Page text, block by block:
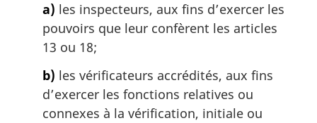
a) les inspecteurs, aux fins d’exercer les
pouvoirs que leur confèrent les articles
13 ou 18;
b) les vérificateurs accrédités, aux fins
d’exercer les fonctions relatives ou
connexes à la vérification, initiale ou